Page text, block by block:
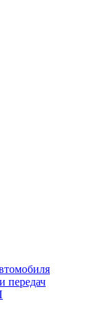
передач